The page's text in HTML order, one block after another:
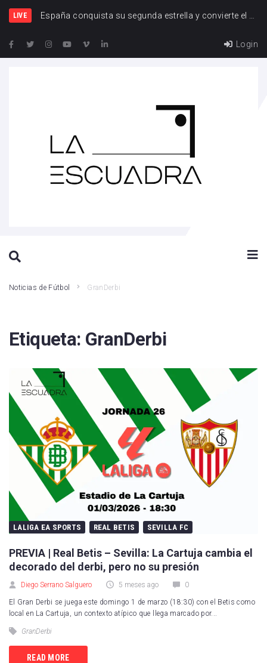
LIVE España
Login
Noticias de Fútbol GranDerbi
Etiqueta: GranDerbi
LALIGA EA SPORTS REAL BETIS SEVILLA FC
PREVIA | Real Betis – Sevilla: La Cartuja cambia el
decorado del derbi, pero no su presión
Diego Serrano Salguero 5 meses ago 0
El Gran Derbi se juega este domingo 1 de marzo (18:30) con el Betis como
local en La Cartuja, un contexto atípico que llega marcado por...
GranDerbi
READ MORE